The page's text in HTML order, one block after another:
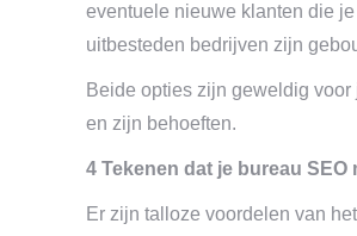
eventuele nieuwe klanten die
uitbesteden bedrijven zijn
Beide opties zijn geweldig
en zijn behoeften.
4 Tekenen dat je bureau SEO
Er zijn talloze voordelen van